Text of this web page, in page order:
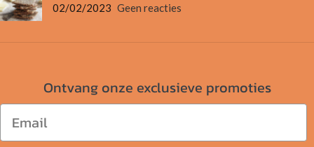
02/02/2023 Geen reacties
Ontvang onze exclusieve promoties
Email